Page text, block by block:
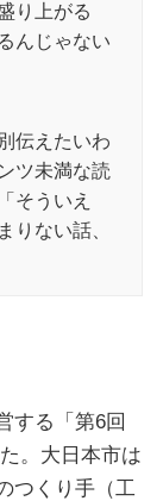
り上がる
んじゃない
伝えたいわ
ツ未満な読
そういえ
りない話、
する「第6回
。大日本市は
つくり手（工